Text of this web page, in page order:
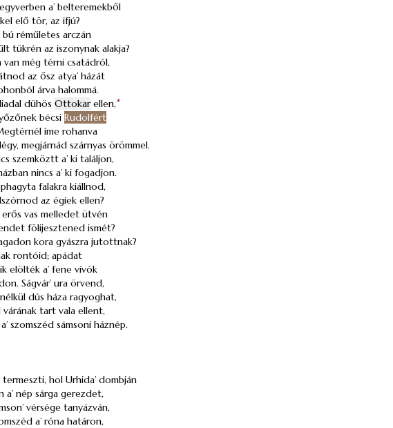
a’ belteremekből
elő tör, az ifjú?
réműletes arczán
tükrén az iszonynak alakja?
van még térni csatádról,
az ősz atya’ házát
árva halommá.
dühös Ottokarellen,*
bécsi Rudolfért
íme rohanva
megjárnád szárnyas örömmel.
szemköztt a’ ki találjon,
nincs a’ ki fogadjon.
falakra kiállnod,
az égiek ellen?
erős vas melledet ütvén
fölijesztened ismét?
kora gyászra jutottnak?
rontóid; apádat
elölték a’ fene vívók
Ságvár’ ura örvend,
dús háza ragyoghat,
tart vala ellent,
szomszéd sámsoni háznép.
hol Urhida’ dombján
a’ nép sárga gerezdet,
vérsége tanyázván,
a’ róna határon,